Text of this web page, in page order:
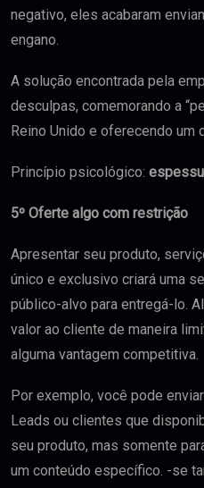
negativo, eles acabaram
engano.
A solução encontrada pela
desculpas, comemorando a
Reino Unido e oferecendo um
Princípio psicológico:
5º Oferte algo com restrição
Apresentar seu produto,
único e exclusivo criará uma
público-alvo para entregá-lo.
valor ao cliente de maneira
alguma vantagem competitiva.
Por exemplo, você pode
Leads ou clientes que
seu produto, mas somente
um conteúdo específico. -se